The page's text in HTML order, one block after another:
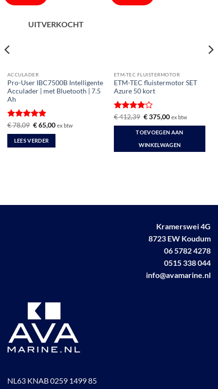
UITVERKOCHT
ACCULADER
Pro-User IBC7500B Intelligente
Acculader | met Bluetooth | 7.5
Ah
Gewaardeerd
5uit 5
€78,09 Oorspronkelijke
was:
€ 78,09.
€65,00Huidige
ex btw
LEES VERDER
ETM-TEC FLUISTERMOTOR
ETM-TEC fluistermotor SET
Azure 50 kort
Gewaardeerd
4uit 5
€412,39 Oorspronkelijke
was:
€ 412,39.
€375,00Huidige
is:
€ 375,00.
ex btw
TOEVOEGEN AAN
WINKELWAGEN
Kramerswei 4G
8723 EW Koudum
06 5782 4278
0515 338 044
info@avamarine.nl
NL63 KNAB 0259 1499 85